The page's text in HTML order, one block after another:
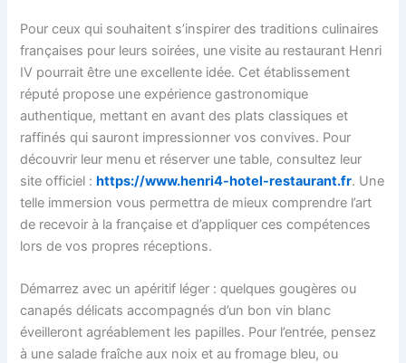
Pour ceux qui souhaitent s’inspirer des traditions culinaires
françaises pour leurs soirées, une visite au restaurant Henri
IV pourrait être une excellente idée. Cet établissement
réputé propose une expérience gastronomique
authentique, mettant en avant des plats classiques et
raffinés qui sauront impressionner vos convives. Pour
découvrir leur menu et réserver une table, consultez leur
site officiel : https://www.henri4-hotel-restaurant.fr. Une
telle immersion vous permettra de mieux comprendre l’art
de recevoir à la française et d’appliquer ces compétences
lors de vos propres réceptions.
Démarrez avec un apéritif léger : quelques gougères ou
canapés délicats accompagnés d’un bon vin blanc
éveilleront agréablement les papilles. Pour l’entrée, pensez
à une salade fraîche aux noix et au fromage bleu, ou